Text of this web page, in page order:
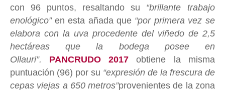
con 96 puntos, resaltando su “brillante trabajo
enológico” en esta añada que “por primera vez se
elabora con la uva procedente del viñedo de 2,5
hectáreas que la bodega posee en
Ollauri”. PANCRUDO 2017 obtiene la misma
puntuación (96) por su “expresión de la frescura de
cepas viejas a 650 metros”provenientes de la zona